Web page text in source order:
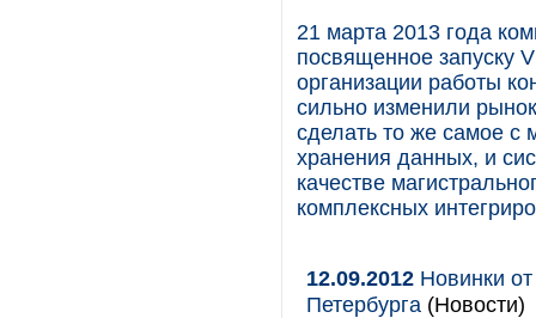
21 марта 2013 года
посвященное запуску
организации работы
сильно изменили
сделать то же самое с
хранения данных, и
качестве
комплексных
12.09.2012 Новинки
Петербурга (Новости)